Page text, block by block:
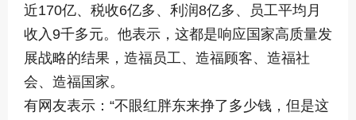
近170亿、税收6亿多、利润8亿多、员工平均月
收入9千多元。他表示，这都是响应国家高质量发
展战略的结果，造福员工、造福顾客、造福社
会、造福国家。
有网友表示：“不眼红胖东来挣了多少钱，但是这